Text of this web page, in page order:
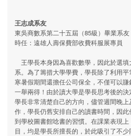
王志成系友
東吳商數系第二十五屆（85級）畢業系友
時任：遠雄人壽保費部收費科服展專員
王學長本身因為喜歡數學，因此於選
系。為了籌措大學學費，學長除了利用平
寒暑假期間還擔任公司保全，不僅可以
一舉兩得！由於讀大學是學長思考後的決
學長非常清楚自己的方向，儘管週間晚
作，學長仍舊安排自己的讀書時間，因
到學校圖書館唸書的習慣。在課業表現
目，均是學長所擅長的，於此吸引了不少